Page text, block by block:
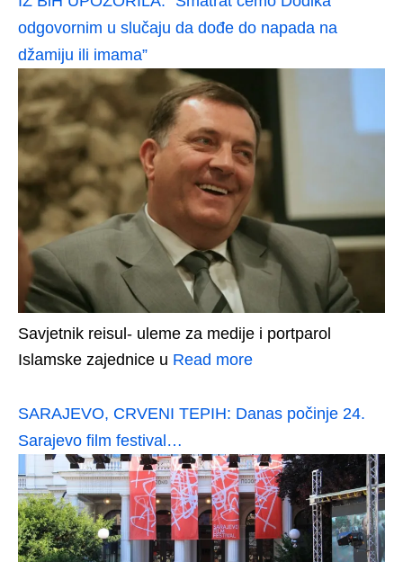
odgovornim u slučaju da dođe do napada na
džamiju ili imama”
Savjetnik reisul- uleme za medije i portparol
Islamske zajednice u Read more
SARAJEVO, CRVENI TEPIH: Danas počinje 24.
Sarajevo film festival…